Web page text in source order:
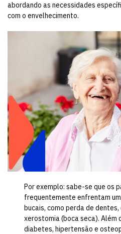
abordando as necessidades
com o envelhecimento.
Por exemplo: sabe-se que os
frequentemente enfrentam
bucais, como perda de
xerostomia (boca seca). Além
diabetes, hipertensão e